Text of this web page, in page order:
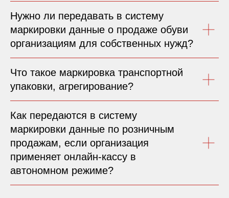
Нужно ли передавать в систему
маркировки данные о продаже обуви
организациям для собственных нужд?
Что такое маркировка транспортной
упаковки, агрегирование?
Как передаются в систему
маркировки данные по розничным
продажам, если организация
применяет онлайн-кассу в
автономном режиме?